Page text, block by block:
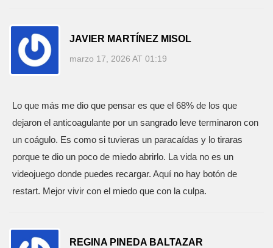
JAVIER MARTÍNEZ MISOL
marzo 17, 2026 AT 01:19
Lo que más me dio que pensar es que el 68% de los que
dejaron el anticoagulante por un sangrado leve terminaron con
un coágulo. Es como si tuvieras un paracaídas y lo tiraras
porque te dio un poco de miedo abrirlo. La vida no es un
videojuego donde puedes recargar. Aquí no hay botón de
restart. Mejor vivir con el miedo que con la culpa.
REGINA PINEDA BALTAZAR